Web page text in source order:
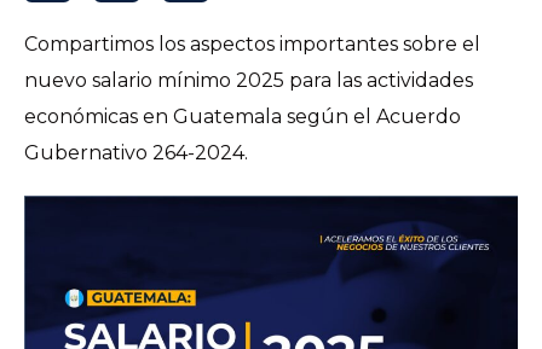
Compartimos los aspectos importantes sobre el
nuevo salario mínimo 2025 para las actividades
económicas en Guatemala según el Acuerdo
Gubernativo 264-2024.